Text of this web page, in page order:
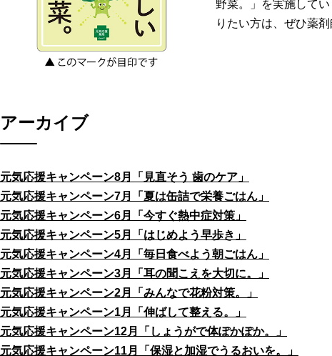
野菜。」を実施して
りたい方は、ぜひ薬
アーカイブ
元気応援キャンペーン8月「見直そう 歯のケア」
元気応援キャンペーン7月「夏は缶詰で栄養ごはん」
元気応援キャンペーン6月「今すぐ熱中症対策」
元気応援キャンペーン5月「はじめよう早歩き」
元気応援キャンペーン4月「毎日食べよう朝ごはん」
元気応援キャンペーン3月「耳の聞こえを大切に。」
元気応援キャンペーン2月「みんなで花粉対策。」
元気応援キャンペーン1月「伸ばして整える。」
元気応援キャンペーン12月「しょうがで体ぽかぽか。」
元気応援キャンペーン11月「保湿と加湿でうるおいを。」